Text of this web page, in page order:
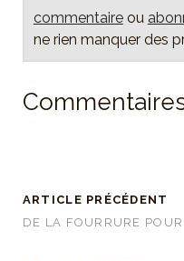
commentaireou
ne rien manquer des
ARTICLE PRÉCÉDENT
DE LA FOURRURE